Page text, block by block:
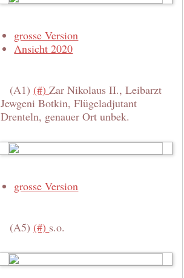
grosse Version
Ansicht 2020
(A1) (#)Zar Nikolaus II., Leibarzt
Jewgeni Botkin, Flügeladjutant
Drenteln, genauer Ort unbek.
grosse Version
(A5) (#) s.o.